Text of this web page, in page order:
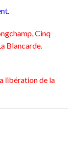
Cinq
Blancarde.
libération de la